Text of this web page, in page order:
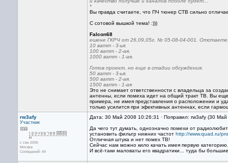
*
Вы правда считаете, что ПЧ тюнер СТВ сильно
С сотовой вышкой тема! :)))
Falcon68
ешене ГКРЧ от 26,09,05г. № 05-08-04-001.
10 ватт - 3-ья.
100 ватт - 2-ая.
1000 ватт - 1-ая.
Готов проект, но еще в стадии обсуждения.
50 ватт - 3-ья.
500 ватт - 2-ая.
1500 ватт - 1-ая
Это не снимает ответственности с владельца за
антенны, если помеха идет на общий тракт ТВ. Вы
примера, не имея представления о расположении и
только усилится при эфективных антеннах, если
rw3afy
Участник
с сен 2005
Москва
Сообщений: 49
Дата: 30 Май 2008 10:26:31 · Поправил: rw3afy (30
Да чего тут думать, однозначно помехи от
установить фильтр нижних частот http://www.quad.ru/
Отличная штука и нет помех ТВ!
Сейчас нам можно кило качать имея первую
И всё-таки маловаты его квадратики... туда бы